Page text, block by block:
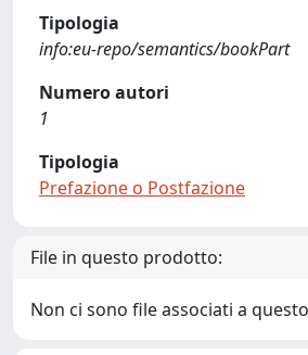
Tipologia
info:eu-repo/semantics/bookPart
Numero autori
1
Tipologia
Prefazione o Postfazione
File in questo prodotto:
Non ci sono file associati a